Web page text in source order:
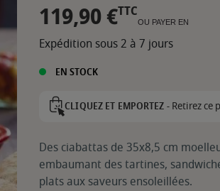
119,90 €TTC
OU PAYER EN
Expédition sous 2 à 7 jours
EN STOCK
CLIQUEZ ET EMPORTEZ -Retirez ce
Des ciabattas de 35x8,5 cm
embaumant des tartines,
plats aux saveurs ensoleillées.